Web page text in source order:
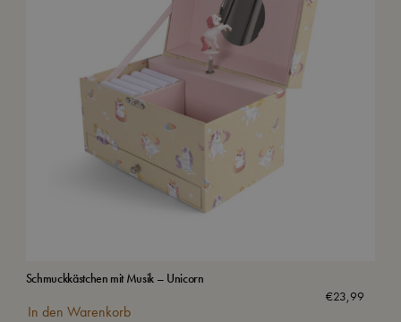
Schmuckkästchen mit Musik – Unicorn
€23,99
In den Warenkorb